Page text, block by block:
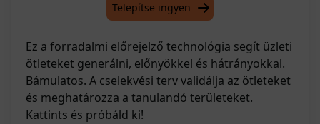
Telepítse ingyen
Ez a forradalmi előrejelző technológia segít üzleti
ötleteket generálni, előnyökkel és hátrányokkal.
Bámulatos. A cselekvési terv validálja az ötleteket
és meghatározza a tanulandó területeket.
Kattints és próbáld ki!